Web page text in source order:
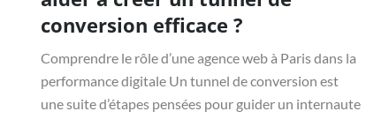
conversion efficace ?
Comprendre le rôle d’une agence web à Paris dans la
performance digitale Un tunnel de conversion est
une suite d’étapes pensées pour guider un internaute